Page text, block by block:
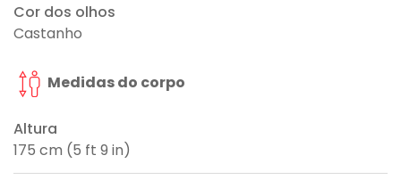
Cor dos olhos
Castanho
Medidas do corpo
Altura
175 cm (5 ft 9 in)